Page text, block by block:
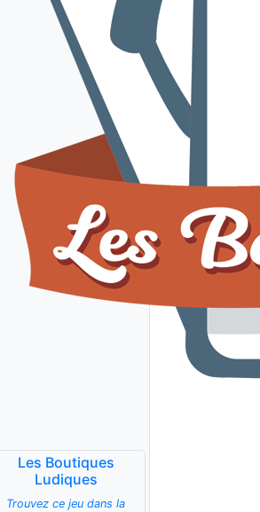
Les Boutiques
Ludiques
Trouvez ce jeu dans la